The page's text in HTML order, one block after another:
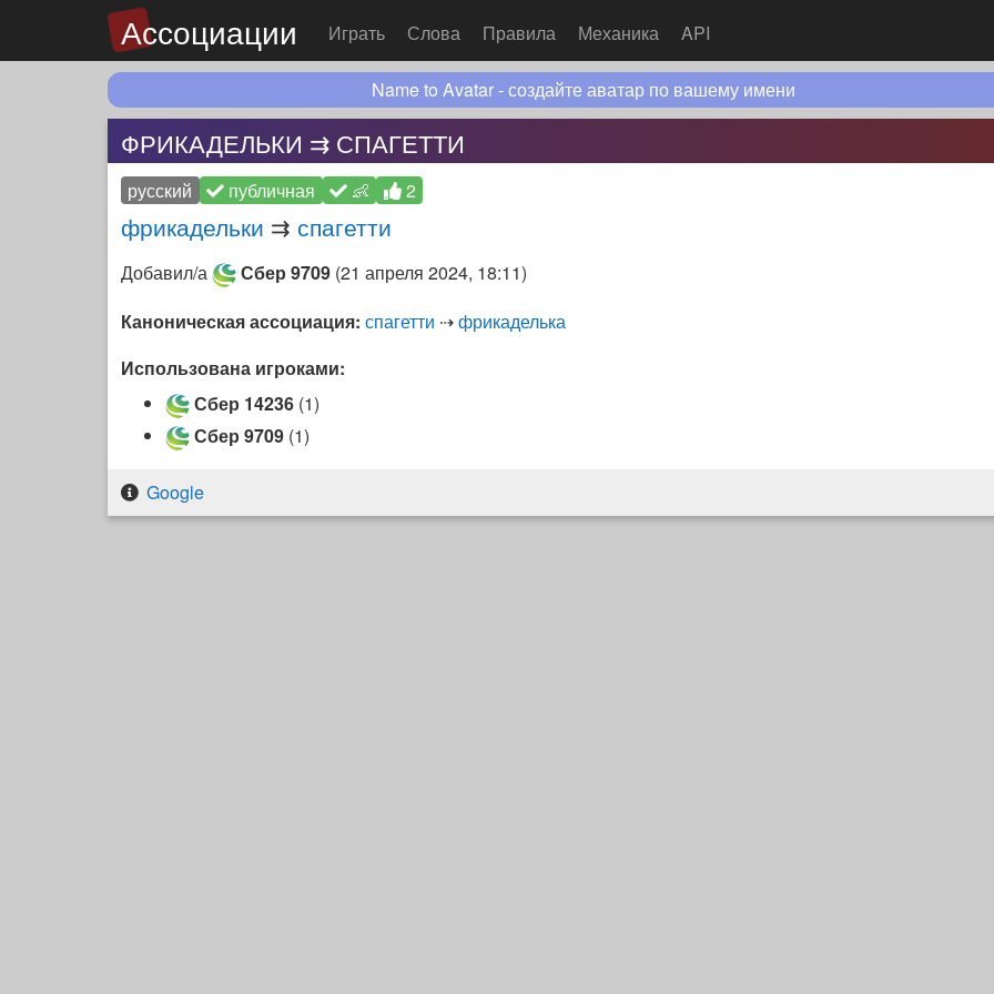
Ассоциации Играть Слова Правила Механика API
Name to Avatar - создайте аватар по вашему имени
ФРИКАДЕЛЬКИ ⇉ СПАГЕТТИ
русский публичная 👶 2
фрикадельки ⇉ спагетти
Добавил/а Сбер 9709 (21 апреля 2024, 18:11)
Каноническая ассоциация: спагетти ⇢фрикаделька
Использована игроками:
Сбер 14236 (1)
Сбер 9709 (1)
Google